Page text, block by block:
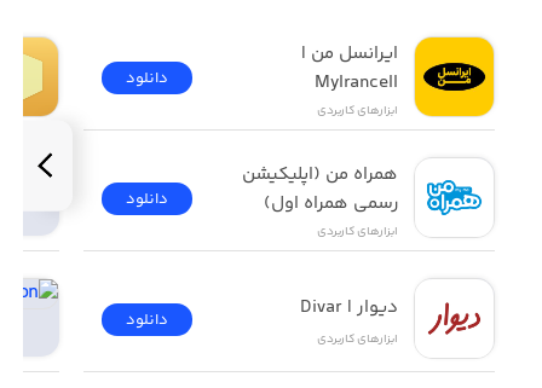
MyIrancell
ابزار‌های کاربردی
دانلود
رسمی همراه اول)
ابزار‌های کاربردی
دانلود
دیوار | Divar
ابزار‌های کاربردی
دانلود